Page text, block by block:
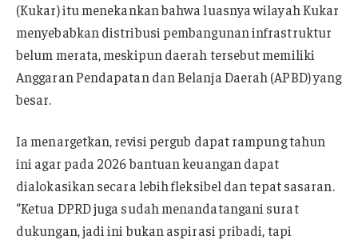
(Kukar) itu menekankan bahwa luasnya wilayah Kukar
menyebabkan distribusi pembangunan infrastruktur
belum merata, meskipun daerah tersebut memiliki
Anggaran Pendapatan dan Belanja Daerah (APBD) yang
besar.
Ia menargetkan, revisi pergub dapat rampung tahun
ini agar pada 2026 bantuan keuangan dapat
dialokasikan secara lebih fleksibel dan tepat sasaran.
“Ketua DPRD juga sudah menandatangani surat
dukungan, jadi ini bukan aspirasi pribadi, tapi